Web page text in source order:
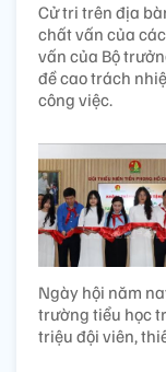
Cử tri trên địa
chất vấn của
vấn của Bộ
đề cao trách
công việc.
Ngày hội năm
trường tiểu học
triệu đội viên,